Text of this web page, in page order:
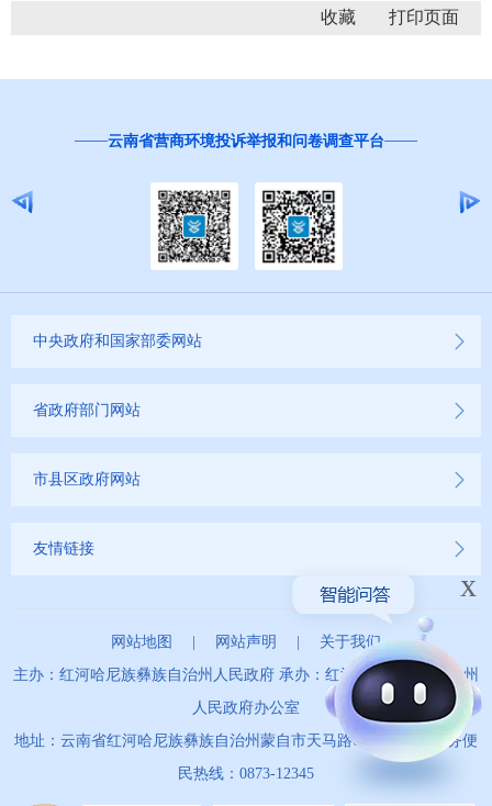
收藏
云南省营商环境投诉举报和问卷调查平台
中央政府和国家部委网站
省政府部门网站
市县区政府网站
友情链接
网站地图 网站声明
关于我们
主办：红河哈尼族彝族自治州人民政府 承办：红河哈尼族彝族自治州
人民政府办公室
地址：云南省红河哈尼族彝族自治州蒙自市天马路67号 政务服务便
民热线：0873-12345
x